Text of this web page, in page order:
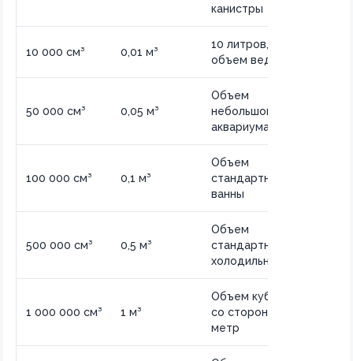
канистры
10 000 см³ 0,01 м³
10 литров,
объем ведра
50 000 см³ 0,05 м³
Объем
небольшого
аквариума
100 000 см³ 0,1 м³
Объем
стандартной
ванны
500 000 см³ 0,5 м³
Объем
стандартного
холодильника
1 000 000 см³ 1 м³
Объем куба
со стороной 1
метр